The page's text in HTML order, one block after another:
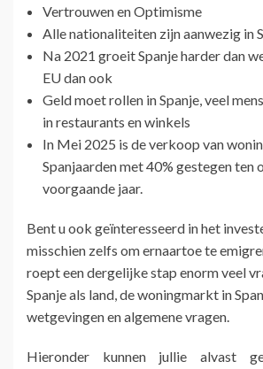
Vertrouwen en Optimisme
Alle nationaliteiten zijn aanwezig in
Na 2021 groeit Spanje harder dan
EU dan ook
Geld moet rollen in Spanje, veel
in restaurants en winkels
In Mei 2025 is de verkoop van
Spanjaarden met 40% gestegen ten
voorgaande jaar.
Bent u ook geïnteresseerd in het
misschien zelfs om ernaartoe te
roept een dergelijke stap enorm veel
Spanje als land, de woningmarkt in
wetgevingen en algemene vragen.
Hieronder kunnen jullie alvast